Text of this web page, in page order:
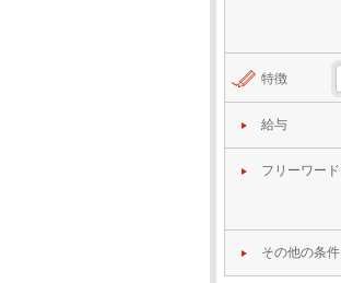
特徴
給与
フリーワード
その他の条件